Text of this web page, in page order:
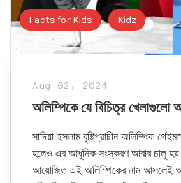
Facts for Kids Kidz
Aug 02, 2024
অলিম্পিকে যে বিচিত্র খেলাগুলো
সাদিয়া ইসলাম বৃষ্টিপ্রাচীন অলিম্পিক
হলেও এর আধুনিক সংস্করণ আবার চালু
আয়োজিত এই অলিম্পিকের নাম আসলেই